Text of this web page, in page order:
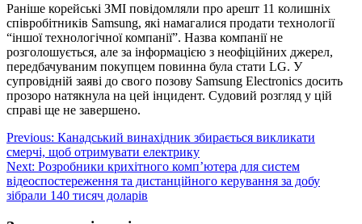
Раніше корейські ЗМІ повідомляли про арешт 11 колишніх
співробітників Samsung, які намагалися продати технології
“іншої технологічної компанії”. Назва компанії не
розголошується, але за інформацією з неофіційних джерел,
передбачуваним покупцем повинна була стати LG. У
супровідній заяві до свого позову Samsung Electronics досить
прозоро натякнула на цей інцидент. Судовий розгляд у цій
справі ще не завершено.
Навігація
записів
Previous: Канадський винахідник збирається викликати
смерчі, щоб отримувати електрику
Next: Розробники крихітного комп’ютера для систем
відеоспостереження та дистанційного керування за добу
зібрали 140 тисяч доларів